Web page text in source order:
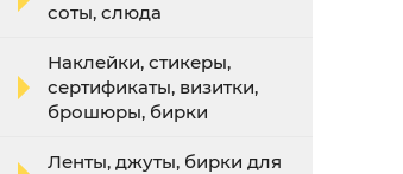
соты, слюда
Наклейки, стикеры,
сертификаты, визитки,
брошюры, бирки
Ленты, джуты, бирки для